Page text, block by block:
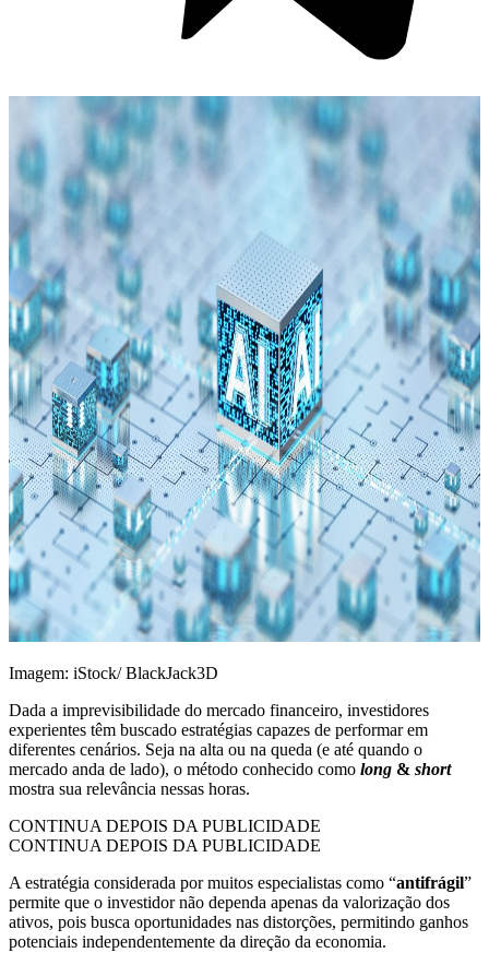
Imagem: iStock/ BlackJack3D
Dada a imprevisibilidade do mercado financeiro, investidores
experientes têm buscado estratégias capazes de performar em
diferentes cenários. Seja na alta ou na queda (e até quando o
mercado anda de lado), o método conhecido como long & short
mostra sua relevância nessas horas.
CONTINUA DEPOIS DA PUBLICIDADE
CONTINUA DEPOIS DA PUBLICIDADE
A estratégia considerada por muitos especialistas como “antifrágil”
permite que o investidor não dependa apenas da valorização dos
ativos, pois busca oportunidades nas distorções, permitindo ganhos
potenciais independentemente da direção da economia.